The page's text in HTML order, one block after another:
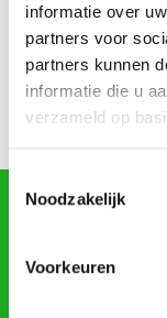
informatie over
partners voor
partners kunnen
informatie die u
verzameld op
Noodzakelijk
Voorkeuren
augustus
Bestel nu